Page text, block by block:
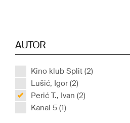
AUTOR
Kino klub Split (2)
Lušić, Igor (2)
Perić T., Ivan (2)
Kanal 5 (1)